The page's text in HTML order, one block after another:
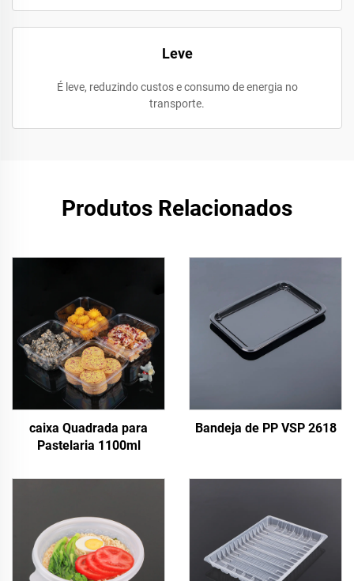
Leve
É leve, reduzindo custos e consumo de energia no
transporte.
Produtos Relacionados
caixa Quadrada para
Pastelaria 1100ml
Bandeja de PP VSP 2618